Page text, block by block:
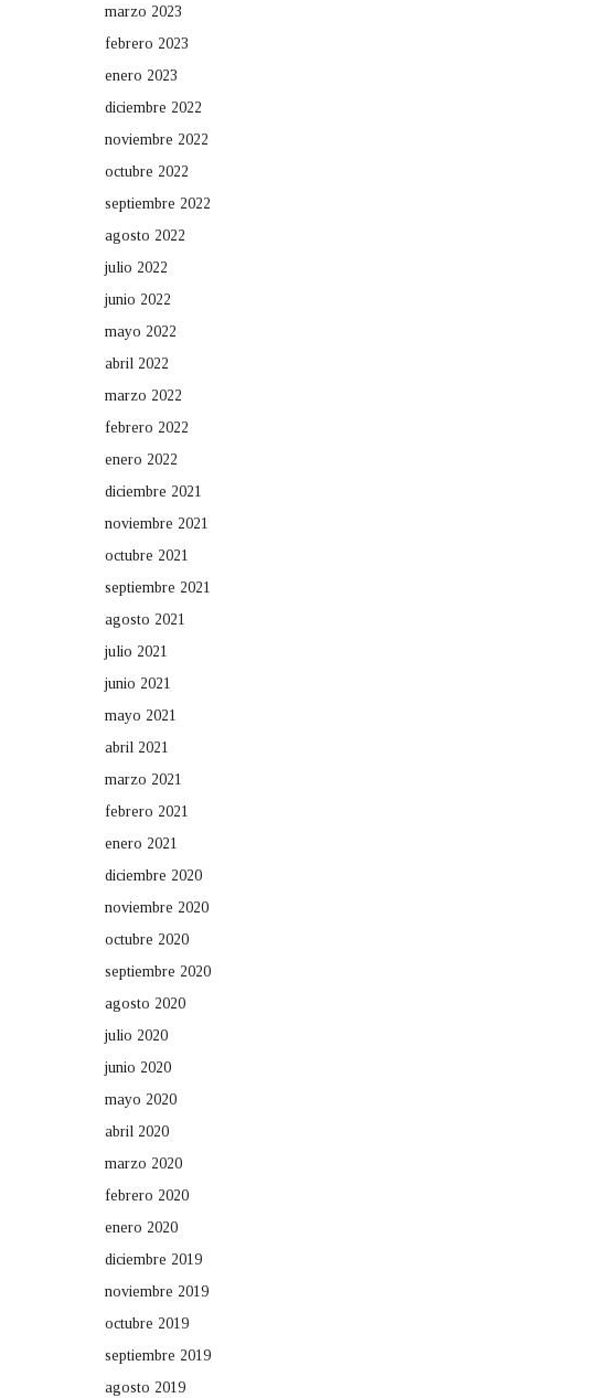
marzo 2023
febrero 2023
enero 2023
diciembre 2022
noviembre 2022
octubre 2022
septiembre 2022
agosto 2022
julio 2022
junio 2022
mayo 2022
abril 2022
marzo 2022
febrero 2022
enero 2022
diciembre 2021
noviembre 2021
octubre 2021
septiembre 2021
agosto 2021
julio 2021
junio 2021
mayo 2021
abril 2021
marzo 2021
febrero 2021
enero 2021
diciembre 2020
noviembre 2020
octubre 2020
septiembre 2020
agosto 2020
julio 2020
junio 2020
mayo 2020
abril 2020
marzo 2020
febrero 2020
enero 2020
diciembre 2019
noviembre 2019
octubre 2019
septiembre 2019
agosto 2019